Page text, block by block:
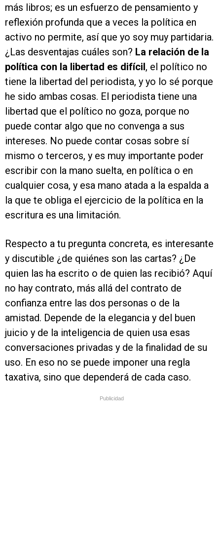
más libros; es un esfuerzo de pensamiento y
reflexión profunda que a veces la política en
activo no permite, así que yo soy muy partidaria.
¿Las desventajas cuáles son? La relación de la
política con la libertad es difícil, el político no
tiene la libertad del periodista, y yo lo sé porque
he sido ambas cosas. El periodista tiene una
libertad que el político no goza, porque no
puede contar algo que no convenga a sus
intereses. No puede contar cosas sobre sí
mismo o terceros, y es muy importante poder
escribir con la mano suelta, en política o en
cualquier cosa, y esa mano atada a la espalda a
la que te obliga el ejercicio de la política en la
escritura es una limitación.
Respecto a tu pregunta concreta, es interesante
y discutible ¿de quiénes son las cartas? ¿De
quien las ha escrito o de quien las recibió? Aquí
no hay contrato, más allá del contrato de
confianza entre las dos personas o de la
amistad. Depende de la elegancia y del buen
juicio y de la inteligencia de quien usa esas
conversaciones privadas y de la finalidad de su
uso. En eso no se puede imponer una regla
taxativa, sino que dependerá de cada caso.
Publicidad